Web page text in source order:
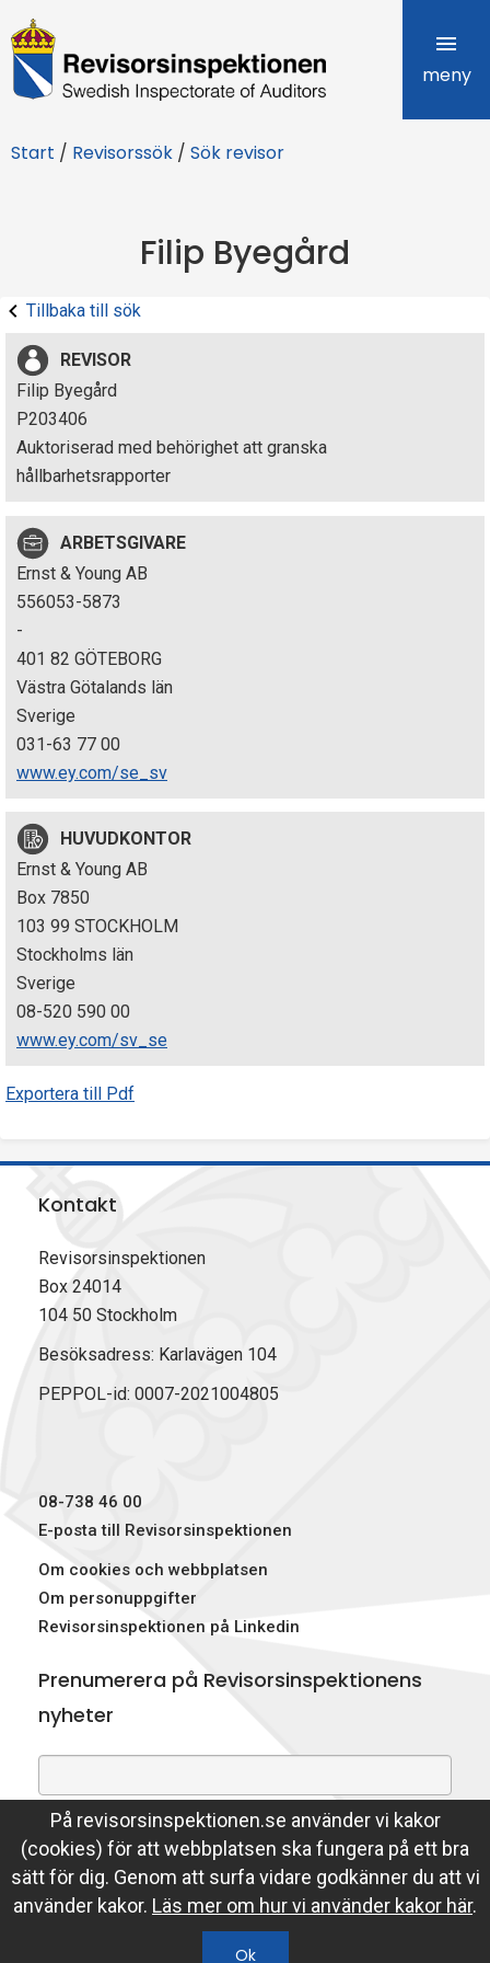
R
e
i
r
s
i
n
s
p
e
k
t
i
o
n
e
n
meny
Start / Revisorssök / Sök revisor
Filip Byegård
Tillbaka till sök
REVISOR
Filip Byegård
P203406
Auktoriserad med behörighet att granska
hållbarhetsrapporter
ARBETSGIVARE
Ernst & Young AB
556053-5873
-
401 82 GÖTEBORG
Västra Götalands län
Sverige
031-63 77 00
www.ey.com/se_sv
HUVUDKONTOR
Ernst & Young AB
Box 7850
103 99 STOCKHOLM
Stockholms län
Sverige
08-520 590 00
www.ey.com/sv_se
Exportera till Pdf
På revisorsinspektionen.se använder vi kakor
(cookies) för att webbplatsen ska fungera på ett bra
sätt för dig. Genom att surfa vidare godkänner du att vi
använder kakor. Läs mer om hur vi använder kakor här.
Kontakt
Revisorsinspektionen
Box 24014
104 50 Stockholm
Besöksadress: Karlavägen 104
PEPPOL-id: 0007-2021004805
08-738 46 00
E-posta till Revisorsinspektionen
Om cookies och webbplatsen
Om personuppgifter
Revisorsinspektionen på Linkedin
Prenumerera på Revisorsinspektionens
nyheter
Genom att prenumerera på nyheter godkänner du att
Revisorsinspektionen lagrar din e-postadress.
Läs mer